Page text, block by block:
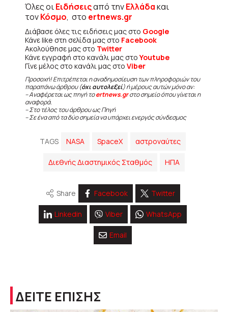
Όλες οιΕιδήσειςαπό τηνΕλλάδακαι
τονΚόσμο, στο ertnews.gr
Διάβασε όλες τις ειδήσεις μας στο Google
Κάνε like στη σελίδα μας στο Facebook
Ακολούθησε μας στο Twitter
Κάνε εγγραφή στο κανάλι μας στοYoutube
Γίνε μέλος στο κανάλι μας στο Viber
Προσοχή! Επιτρέπεται η αναδημοσίευση των πληροφοριών του
παραπάνω άρθρου (όχι αυτολεξεί) ή μέρους αυτών μόνο αν:
– Αναφέρεται ως πηγή τοertnews.grστο σημείο όπου γίνεται η
αναφορά.
– Στο τέλος του άρθρου ως Πηγή
– Σε ένα από τα δύο σημεία να υπάρχει ενεργός σύνδεσμος
TAGS NASA SpaceX αστροναύτες
Διεθνής Διαστημικός Σταθμός ΗΠΑ
Share Facebook Twitter
Linkedin Viber WhatsApp
Email
ΔΕΙΤΕ ΕΠΙΣΗΣ